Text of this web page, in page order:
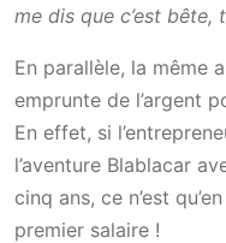
me dis que c’est bête,
En parallèle, la même
emprunte de l’argent
En effet, si
l’aventure Blablacar
cinq ans, ce n’est
premier salaire !